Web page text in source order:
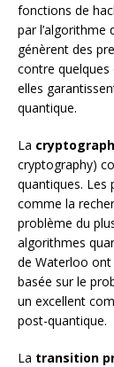
fonctions de
par l’algorithme
génèrent des
contre quelques
elles
quantique.
La
cryptography)
quantiques. Les
comme la
problème du
algorithmes
de Waterloo
basée sur le
un excellent
post-quantique.
La transition